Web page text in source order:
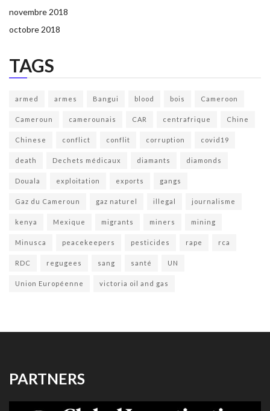
novembre 2018
octobre 2018
TAGS
armed armes Bangui blood bois Cameroon
Cameroun camerounais CAR centrafrique Chine
Chinese conflict conflit corruption covid19
death Dechets médicaux diamants diamonds
Douala exploitation exports gangs
Gaz du Cameroun gaz naturel illegal journalisme
kenya Mexique migrants miners mining
Minusca peacekeepers pesticides rape rca
RDC regugees sang santé UN
Union Européenne victoria oil and gas
PARTNERS